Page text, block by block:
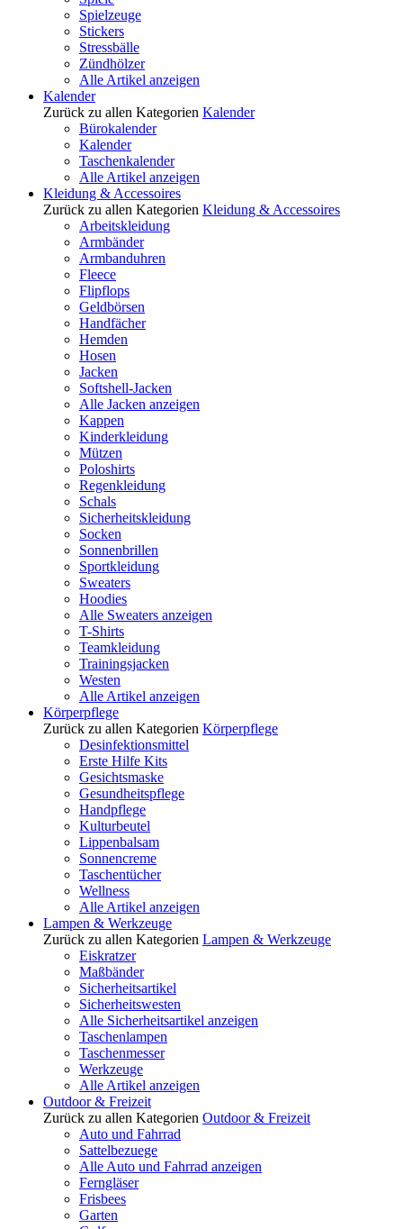
Spielzeuge
Stickers
Stressbälle
Zündhölzer
Alle Artikel anzeigen
Kalender
Zurück zu allen Kategorien Kalender
Bürokalender
Kalender
Taschenkalender
Alle Artikel anzeigen
Kleidung & Accessoires
Zurück zu allen Kategorien Kleidung & Accessoires
Arbeitskleidung
Armbänder
Armbanduhren
Fleece
Flipflops
Geldbörsen
Handfächer
Hemden
Hosen
Jacken
Softshell-Jacken
Alle Jacken anzeigen
Kappen
Kinderkleidung
Mützen
Poloshirts
Regenkleidung
Schals
Sicherheitskleidung
Socken
Sonnenbrillen
Sportkleidung
Sweaters
Hoodies
Alle Sweaters anzeigen
T-Shirts
Teamkleidung
Trainingsjacken
Westen
Alle Artikel anzeigen
Körperpflege
Zurück zu allen Kategorien Körperpflege
Desinfektionsmittel
Erste Hilfe Kits
Gesichtsmaske
Gesundheitspflege
Handpflege
Kulturbeutel
Lippenbalsam
Sonnencreme
Taschentücher
Wellness
Alle Artikel anzeigen
Lampen & Werkzeuge
Zurück zu allen Kategorien Lampen & Werkzeuge
Eiskratzer
Maßbänder
Sicherheitsartikel
Sicherheitswesten
Alle Sicherheitsartikel anzeigen
Taschenlampen
Taschenmesser
Werkzeuge
Alle Artikel anzeigen
Outdoor & Freizeit
Zurück zu allen Kategorien Outdoor & Freizeit
Auto und Fahrrad
Sattelbezuege
Alle Auto und Fahrrad anzeigen
Ferngläser
Frisbees
Garten